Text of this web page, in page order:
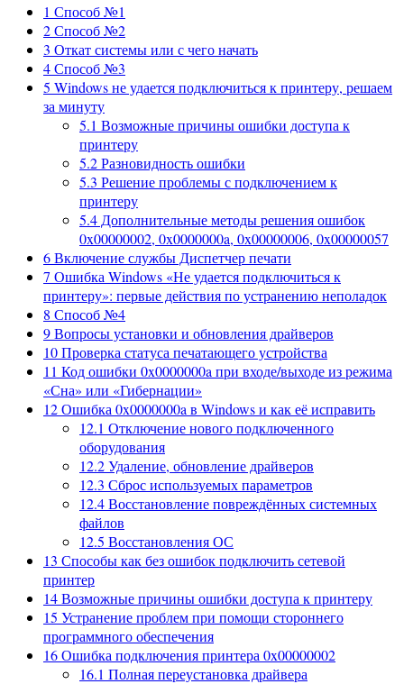
1 Способ №1
2Способ №2
3 Откат системы или с чего начать
4Способ №3
5 Windows не удается подключиться к принтеру, решаем
за минуту
5.1 Возможные причины ошибки доступа к
принтеру
5.2Разновидность ошибки
5.3 Решение проблемы с подключением к
принтеру
5.4 Дополнительные методы решения ошибок
0x00000002, 0x0000000a, 0x00000006, 0x00000057
6Включение службы Диспетчер печати
7 Ошибка Windows «Не удается подключиться к
принтеру»: первые действия по устранению неполадок
8 Способ №4
9Вопросы установки и обновления драйверов
10Проверка статуса печатающего устройства
11 Код ошибки 0x0000000a при входе/выходе из режима
«Сна» или «Гибернации»
12Ошибка 0x0000000a в Windows и как её исправить
12.1 Отключение нового подключенного
оборудования
12.2Удаление, обновление драйверов
12.3 Сброс используемых параметров
12.4Восстановление повреждённых системных
файлов
12.5 Восстановления ОС
13 Способы как без ошибок подключить сетевой
принтер
14Возможные причины ошибки доступа к принтеру
15 Устранение проблем при помощи стороннего
программного обеспечения
16Ошибка подключения принтера 0x00000002
16.1 Полная переустановка драйвера